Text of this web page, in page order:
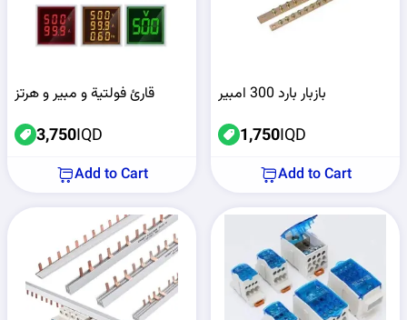
قارئ فولتية و مبير و هرتز
3,750IQD
Add to Cart
بازبار بارد 300 امبير
1,750IQD
Add to Cart